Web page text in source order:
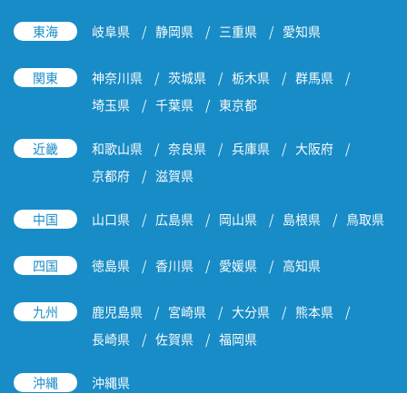
東海 岐阜県 静岡県 三重県 愛知県
関東 神奈川県 茨城県 栃木県
群馬県
埼玉県
千葉県 東京都
近畿 和歌山県 奈良県 兵庫県
大阪府
京都府
滋賀県
中国 山口県 広島県 岡山県 島根県 鳥取県
四国 徳島県 香川県 愛媛県 高知県
九州 鹿児島県 宮崎県 大分県
熊本県
長崎県
佐賀県 福岡県
沖縄 沖縄県